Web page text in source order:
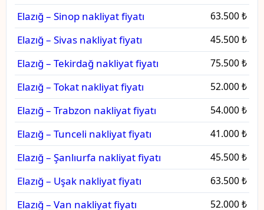
Elazığ – Sinop nakliyat fiyatı 63.500 ₺
Elazığ – Sivas nakliyat fiyatı 45.500 ₺
Elazığ – Tekirdağ nakliyat fiyatı 75.500 ₺
Elazığ – Tokat nakliyat fiyatı 52.000 ₺
Elazığ – Trabzon nakliyat fiyatı 54.000 ₺
Elazığ – Tunceli nakliyat fiyatı 41.000 ₺
Elazığ – Şanlıurfa nakliyat fiyatı 45.500 ₺
Elazığ – Uşak nakliyat fiyatı 63.500 ₺
Elazığ – Van nakliyat fiyatı 52.000 ₺